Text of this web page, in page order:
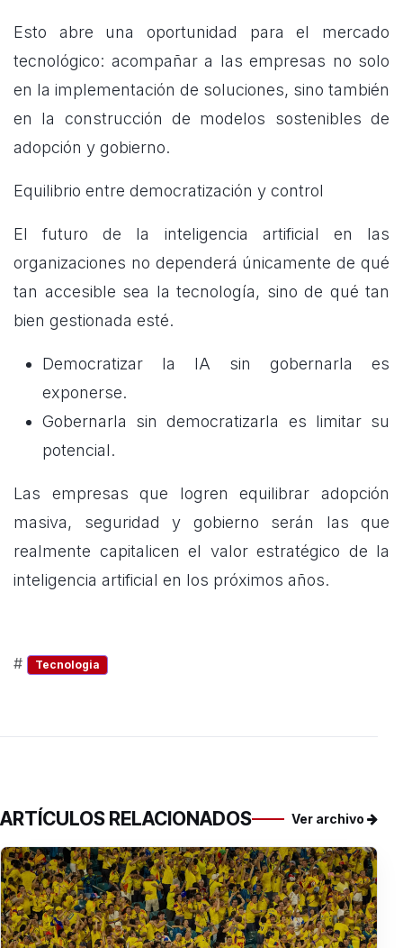
Esto abre una oportunidad para el mercado
tecnológico: acompañar a las empresas no solo
en la implementación de soluciones, sino también
en la construcción de modelos sostenibles de
adopción y gobierno.
Equilibrio entre democratización y control
El futuro de la inteligencia artificial en las
organizaciones no dependerá únicamente de qué
tan accesible sea la tecnología, sino de qué tan
bien gestionada esté.
Democratizar la IA sin gobernarla es
exponerse.
Gobernarla sin democratizarla es limitar su
potencial.
Las empresas que logren equilibrar adopción
masiva, seguridad y gobierno serán las que
realmente capitalicen el valor estratégico de la
inteligencia artificial en los próximos años.
# Tecnologia
ARTÍCULOS RELACIONADOS Ver archivo